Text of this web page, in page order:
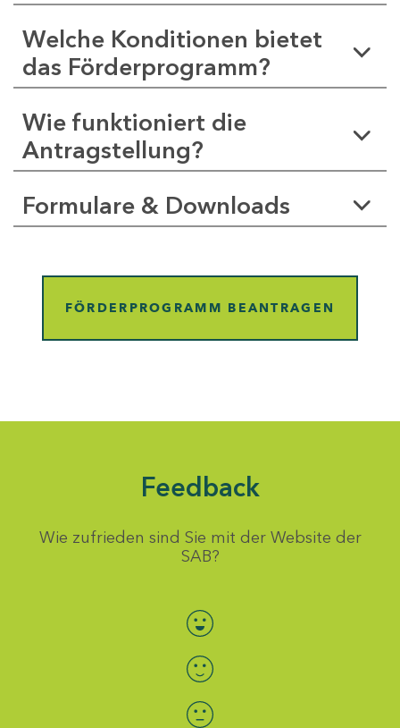
Welche Konditionen bietet
das Förderprogramm?
Wie funktioniert die
Antragstellung?
Formulare & Downloads
FÖRDERPROGRAMM BEANTRAGEN
Feedback
Wie zufrieden sind Sie mit der Website der
SAB?
Bewertung auswählen